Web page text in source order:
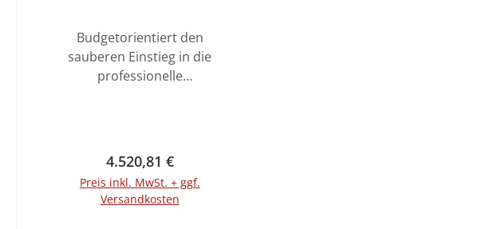
Budgetorientiert den
sauberen Einstieg in die
professionelle
UPster U 500 von
Meiko! Durch das
Korbmaß 500 x 500
mm und einer
Regulärer Preis:
4.520,81 €
Preis inkl. MwSt. + ggf.
Versandkosten